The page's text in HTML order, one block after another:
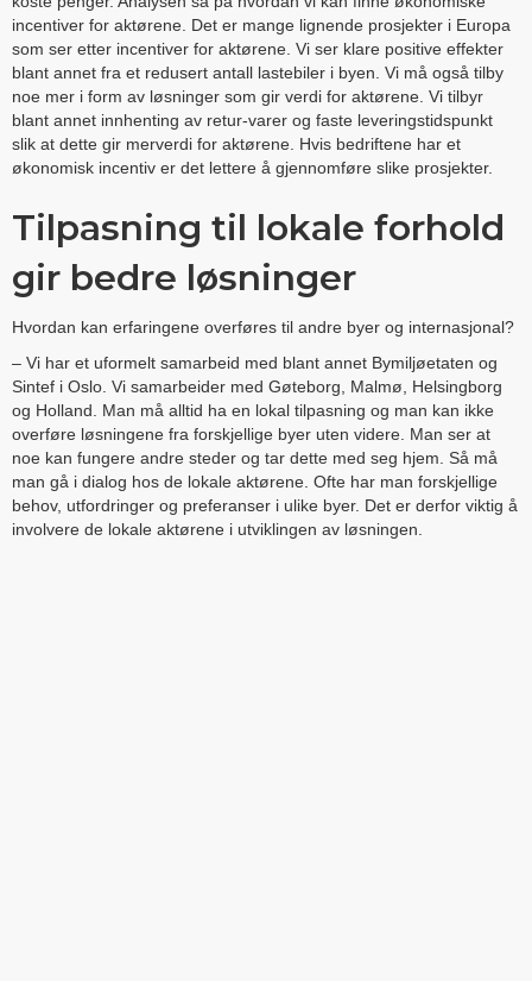
incentiver for aktørene. Det er mange lignende prosjekter i Europa
som ser etter incentiver for aktørene. Vi ser klare positive effekter
blant annet fra et redusert antall lastebiler i byen. Vi må også tilby
noe mer i form av løsninger som gir verdi for aktørene. Vi tilbyr
blant annet innhenting av retur-varer og faste leveringstidspunkt
slik at dette gir merverdi for aktørene. Hvis bedriftene har et
økonomisk incentiv er det lettere å gjennomføre slike prosjekter.
Tilpasning til lokale forhold
gir bedre løsninger
Hvordan kan erfaringene overføres til andre byer og internasjonal?
– Vi har et uformelt samarbeid med blant annet Bymiljøetaten og
Sintef i Oslo. Vi samarbeider med Gøteborg, Malmø, Helsingborg
og Holland. Man må alltid ha en lokal tilpasning og man kan ikke
overføre løsningene fra forskjellige byer uten videre. Man ser at
noe kan fungere andre steder og tar dette med seg hjem. Så må
man gå i dialog hos de lokale aktørene. Ofte har man forskjellige
behov, utfordringer og preferanser i ulike byer. Det er derfor viktig å
involvere de lokale aktørene i utviklingen av løsningen.